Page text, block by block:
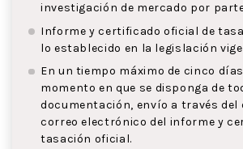
investigación de mercado por
Informe y certificado oficial de
lo establecido en la legislación
En un tiempo máximo de cinco
momento en que se disponga de
documentación, envío a través del
correo electrónico del informe y
tasación oficial.